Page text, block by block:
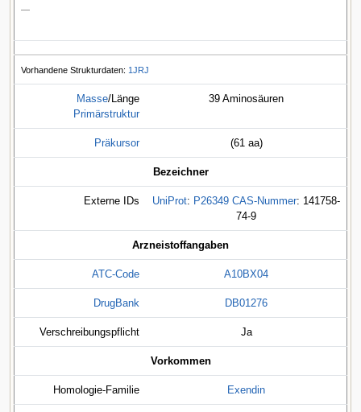
—
Vorhandene Strukturdaten: 1JRJ
Masse/Länge
Primärstruktur
39 Aminosäuren
Präkursor (61 aa)
Bezeichner
Externe IDs UniProt: P26349 CAS-Nummer: 141758-
74-9
Arzneistoffangaben
ATC-Code A10BX04
DrugBank DB01276
Verschreibungspflicht Ja
Vorkommen
Homologie-Familie Exendin